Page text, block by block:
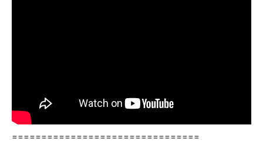
================================